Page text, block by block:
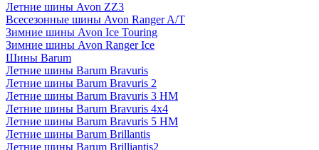
Летние шины Avon ZZ3
Всесезонные шины Avon Ranger A/T
Зимние шины Avon Ice Touring
Зимние шины Avon Ranger Ice
Шины Barum
Летние шины Barum Bravuris
Летние шины Barum Bravuris 2
Летние шины Barum Bravuris 3 HM
Летние шины Barum Bravuris 4х4
Летние шины Barum Bravuris 5 HM
Летние шины Barum Brillantis
Летние шины Barum Brilliantis2